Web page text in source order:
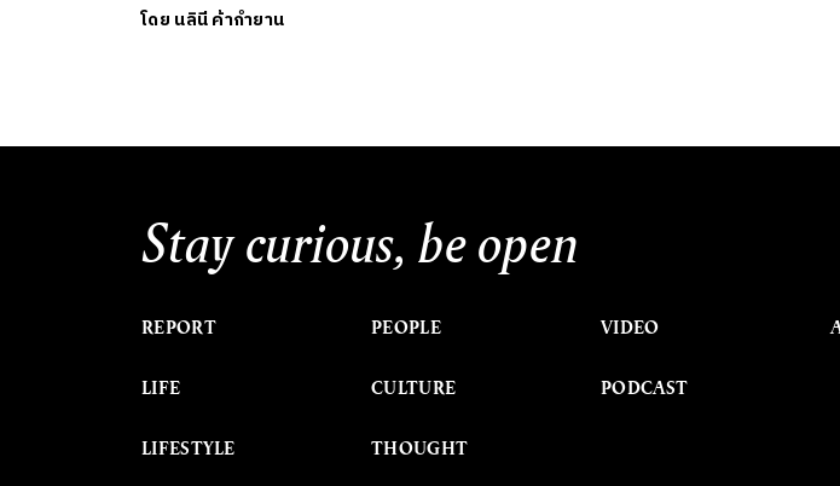
โดย นลินี ค้ากำยาน
Stay curious, be open
REPORT
LIFE
LIFESTYLE
PEOPLE
CULTURE
THOUGHT
VIDEO
PODCAST